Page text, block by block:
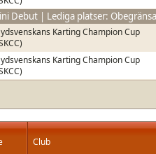
Debut | Lediga platser:
Karting Champion Cup
Karting Champion Cup
Club